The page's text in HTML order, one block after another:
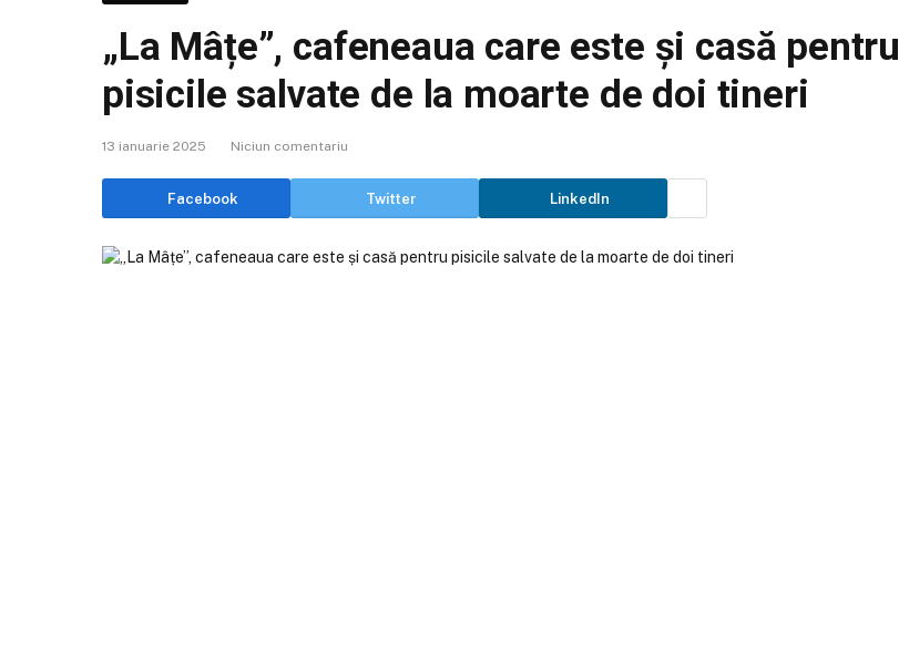
„La Mâțe”, cafeneaua care este și casă pentru
pisicile salvate de la moarte de doi tineri
13 ianuarie 2025 Niciun comentariu
Facebook Twitter LinkedIn